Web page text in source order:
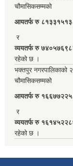
चौमासिकसम्मको
आयतर्फ रु‌
र
व्ययतर्फ रु
रहेको छ ।
भक्तपुर नगरपालिकाको
चौमासिकसम्मको
आयतर्फ रु‌
र
व्ययतर्फ रु
रहेको छ ।